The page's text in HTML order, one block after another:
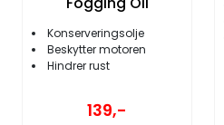
Konserveringsolje
Beskytter motoren
Hindrer rust
139,-